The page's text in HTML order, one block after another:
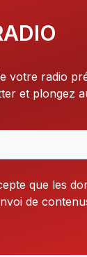
votre radio
et plongez
que les
de